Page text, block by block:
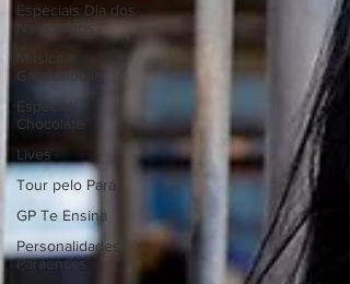
Especiais Dia dos
Música e
Gastronomia
Especial
Chocolate
Lives
Tour pelo Pará
GP Te Ensina
Personalidades
Paraenses